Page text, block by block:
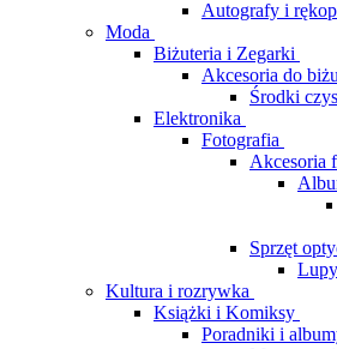
Autografy i
Moda
Biżuteria i Zegarki
Akcesoria do
Środki
Elektronika
Fotografia
Akcesoria
Sprzęt
Lupy
Kultura i rozrywka
Książki i Komiksy
Poradniki i